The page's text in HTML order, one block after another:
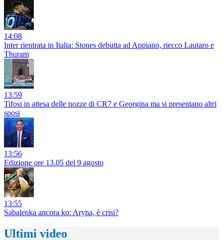
14:08
Inter rientrata in Italia: Stones debutta ad Appiano, riecco Lautaro e
Thuram
13:59
Tifosi in attesa delle nozze di CR7 e Georgina ma si presentano altri
sposi
13:56
Edizione ore 13.05 del 9 agosto
13:55
Sabalenka ancora ko: Aryna, è crisi?
Ultimi video